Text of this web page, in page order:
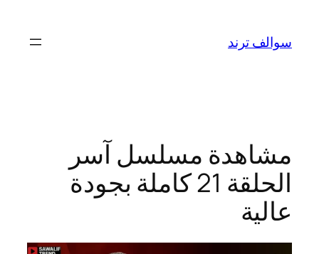
المحتوى
سوالف ترند
مشاهدة مسلسل آسر
الحلقة 21 كاملة بجودة
عالية